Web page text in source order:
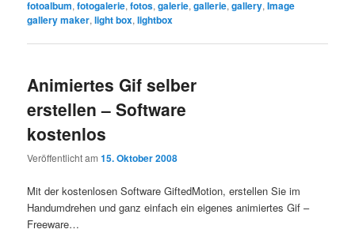
fotoalbum,fotogalerie,fotos,galerie,gallerie,gallery,Image
gallery maker,light box,lightbox
Animiertes Gif selber
erstellen – Software
kostenlos
Veröffentlicht am15. Oktober 2008
Mit der kostenlosen Software GiftedMotion, erstellen Sie im
Handumdrehen und ganz einfach ein eigenes animiertes Gif –
Freeware…